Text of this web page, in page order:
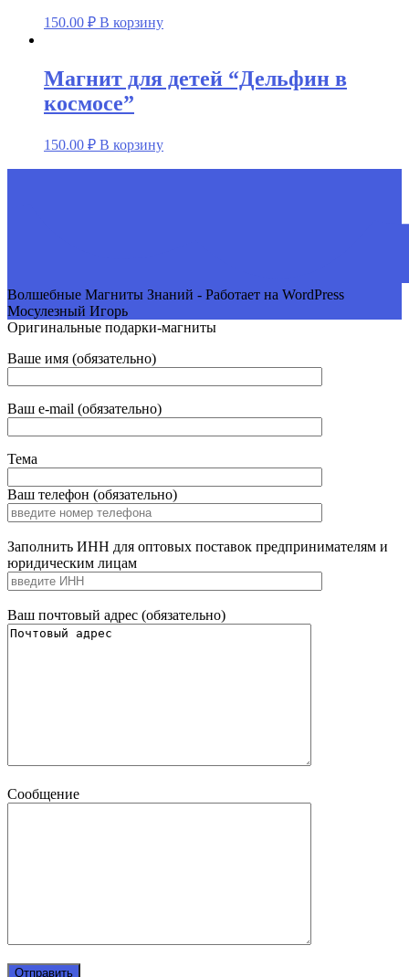
150.00 ₽ В корзину
Магнит для детей “Дельфин в
космосе”
150.00 ₽ В корзину
Волшебные Магниты Знаний - Работает на WordPress
Мосулезный Игорь
Оригинальные подарки-магниты
Ваше имя (обязательно)
Ваш e-mail (обязательно)
Тема
Ваш телефон (обязательно)
Заполнить ИНН для оптовых поставок предпринимателям и
юридическим лицам
Ваш почтовый адрес (обязательно)
Сообщение